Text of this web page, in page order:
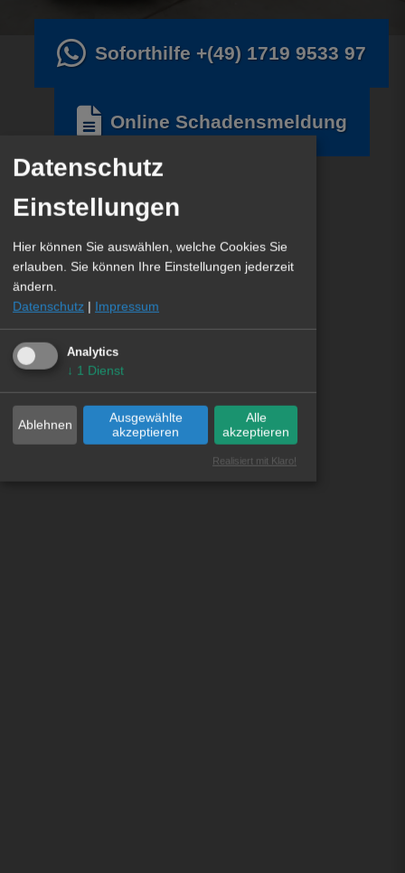
Soforthilfe +(49) 1719 9533 97
Online Schadensmeldung
Datenschutz
Einstellungen
Hier können Sie auswählen, welche Cookies Sie
erlauben. Sie können Ihre Einstellungen jederzeit
ändern.
Datenschutz | Impressum
Analytics
↓ 1 Dienst
Ablehnen
Ausgewählte
akzeptieren
Alle
akzeptieren
Realisiert mit Klaro!